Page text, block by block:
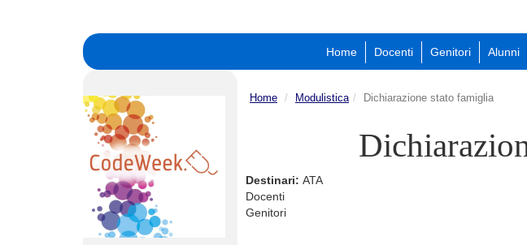
Home Docenti Genitori Alunni
Home Modulistica Dichiarazione stato famiglia
Destinari: ATA
Docenti
Genitori